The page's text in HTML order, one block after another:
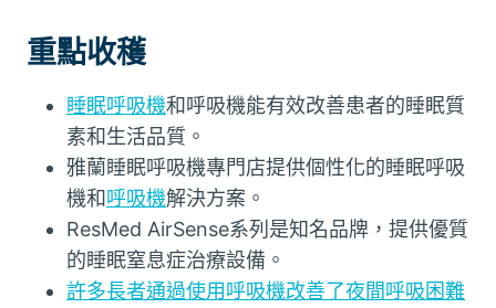
重點收穫
睡眠呼吸機和呼吸機能有效改善患者的睡眠質
素和生活品質。
雅蘭睡眠呼吸機專門店提供個性化的睡眠呼吸
機和呼吸機解決方案。
ResMed AirSense系列是知名品牌，提供優質
的睡眠窒息症治療設備。
許多長者通過使用呼吸機改善了夜間呼吸困難